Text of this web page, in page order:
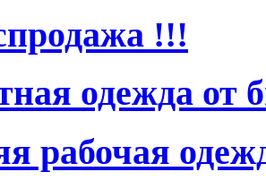
!!!
одежда от
рабочая